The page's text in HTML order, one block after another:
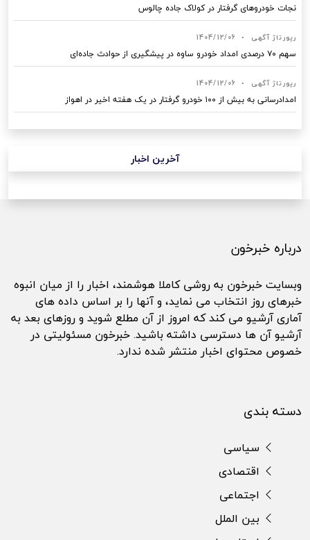
نجات خودروهای گرفتار در کولاک جاده چالوس
رپورتاژ آگهی •
1404/12/06
سهم ۷۰ درصدی امداد خودرو ساوه در پیشگیری از حوادث جاده‌ای
رپورتاژ آگهی •
1404/12/06
امدادرسانی به بیش از ۱۰۰ خودرو گرفتار در یک هفته اخیر در اهواز
آخرین اخبار
درباره خبرخون
وبسایت خبرخون به روشی کاملا هوشمند، اخبار را از میان انبوه
خبرهای روز انتخاب می نماید، و آنها را بر اساس داده های
آماری آرشیو می کند که امروز از آن مطلع شوید و روزهای بعد به
آرشیو آن ها دسترسی داشته باشید. خبرخون مسئولیتی در
خصوص محتوای اخبار منتشر شده ندارد.
دسته بندی
سیاسی
اقتصادی
اجتماعی
بین الملل